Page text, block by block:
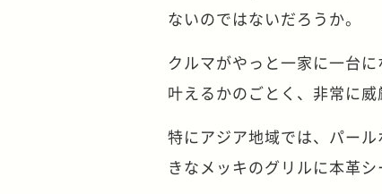
ないのではないだろうか。
クルマがやっと一家に一台
叶えるかのごとく、非常に
特にアジア地域では、パー
きなメッキのグリルに本革シ